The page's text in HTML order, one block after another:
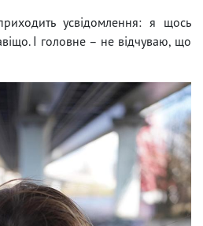
усвідомлення: я щось
І головне – не відчуваю, що